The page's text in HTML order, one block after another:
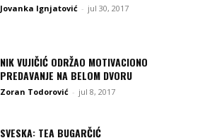
Jovanka Ignjatović - jul 30, 2017
NIK VUJIČIĆ ODRŽAO MOTIVACIONO
PREDAVANJE NA BELOM DVORU
Zoran Todorović - jul 8, 2017
SVESKA: TEA BUGARČIĆ